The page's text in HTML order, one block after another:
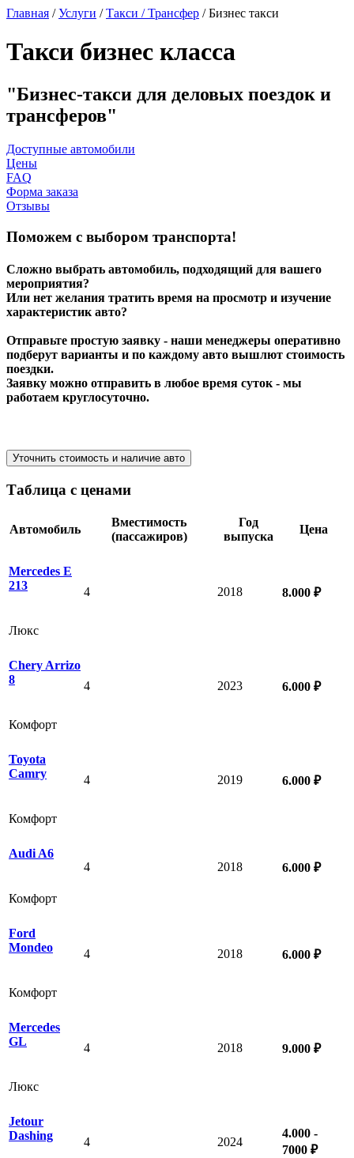
Главная / Услуги / Такси / Трансфер / Бизнес такси
Такси бизнес класса
Бизнес-такси для деловых поездок и
трансферов
Доступные автомобили
Цены
FAQ
Форма заказа
Отзывы
Поможем с выбором транспорта!
Сложно выбрать автомобиль, подходящий для вашего
мероприятия?
Или нет желания тратить время на просмотр и изучение
характеристик авто?
Отправьте простую заявку - наши менеджеры оперативно
подберут варианты и по каждому авто вышлют стоимость
поездки.
Заявку можно отправить в любое время суток - мы
работаем круглосуточно.
Уточнить стоимость и наличие авто
Таблица с ценами
Автомобиль
Вместимость
(пассажиров)
Год
выпуска
Цена
Mercedes E
213
Люкс
4 2018 8.000 ₽
Chery Arrizo
8
Комфорт
4 2023 6.000 ₽
Toyota
Camry
Комфорт
4 2019 6.000 ₽
Audi A6
Комфорт
4 2018 6.000 ₽
Ford
Mondeo
Комфорт
4 2018 6.000 ₽
Mercedes
GL
Люкс
4 2018 9.000 ₽
Jetour
Dashing
4 2024
4.000 -
7000 ₽